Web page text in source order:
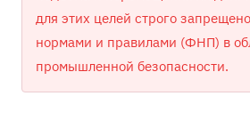
для этих целей строго
нормами и правилами (ФНП) в
промышленной безопасности.